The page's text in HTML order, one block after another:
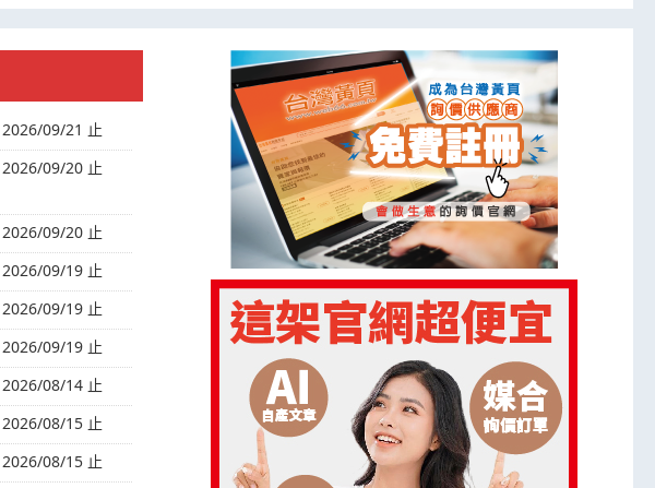
2026/09/21 止
2026/09/20 止
2026/09/20 止
2026/09/19 止
2026/09/19 止
2026/09/19 止
2026/08/14 止
2026/08/15 止
2026/08/15 止